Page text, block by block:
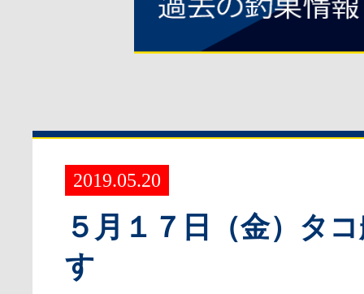
2019.05.20
５月１７日（金）タ
す